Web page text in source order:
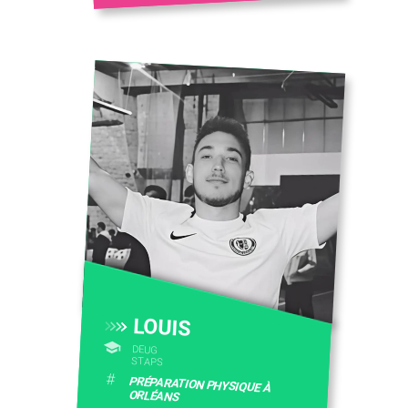
LOUIS
DEUG
STAPS
# PRÉPARATION PHYSIQUE À
ORLÉANS